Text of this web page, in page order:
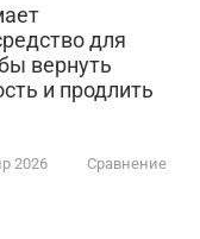
для
вернуть
и продлить
2026
Сравнение